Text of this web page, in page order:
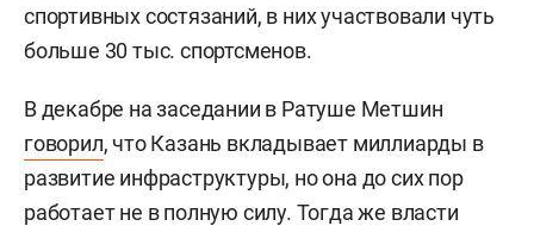
спортивных состязаний, в них участвовали чуть
больше 30 тыс. спортсменов.
В декабре на заседании в Ратуше Метшин
говорил, что Казань вкладывает миллиарды в
развитие инфраструктуры, но она до сих пор
работает не в полную силу. Тогда же власти